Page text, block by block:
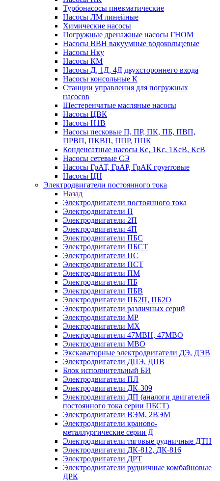
Турбонасосы пневматические
Насосы ЛМ линейные
Химические насосы
Погружные дренажные насосы ГНОМ
Насосы ВВН вакуумные водокольцевые
Насосы Нку
Насосы КМ
Насосы Д, 1Д, 4Д двухстороннего входа
Насосы консольные К
Станции управления для погружных
насосов
Шестеренчатые масляные насосы
Насосы ЦВК
Насосы Н1В
Насосы песковые П, ПР, ПК, ПБ, ПВП,
ПРВП, ПКВП, ППР, ППК
Конденсатные насосы Кс, 1Кс, 1КсВ, КсВ
Насосы сетевые СЭ
Насосы ГрАТ, ГрАР, ГрАК грунтовые
Насосы ЦН
Электродвигатели постоянного тока
Назад
Электродвигатели постоянного тока
Электродвигатели П
Электродвигатели 2П
Электродвигатели 4П
Электродвигатели ПБС
Электродвигатели ПБСТ
Электродвигатели ПС
Электродвигатели ПСТ
Электродвигатели ПМ
Электродвигатели ПБ
Электродвигатели ПБВ
Электродвигатели ПБ2П, ПБ2О
Электродвигатели различных серий
Электродвигатели МР
Электродвигатели MX
Электродвигатели 47MBH, 47МВО
Электродвигатели MBO
Экскаваторные электродвигатели ДЭ, ДЭВ
Электродвигатели ДПЭ, ДПВ
Блок исполнительный БИ
Электродвигатели ПЛ
Электродвигатели ДК-309
Электродвигатели ДП (аналоги двигателей
постоянного тока серии ПБСТ)
Электродвигатели ВЭМ, 2ВЭМ
Электродвигатели краново-
металлургические серии Д
Электродвигатели тяговые рудничные ДТН
Электродвигатели ДК-812, ДК-816
Электродвигатели ДРТ
Электродвигатели рудничные комбайновые
ДРК